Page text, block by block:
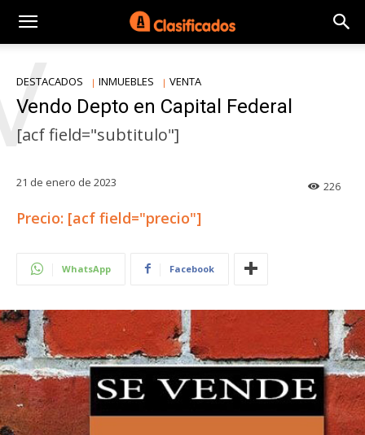
DESTACADOS INMUEBLES VENTA
Vendo Depto en Capital Federal
[acf field="subtitulo"]
21 de enero de 2023 226
Precio: [acf field="precio"]
WhatsApp Facebook